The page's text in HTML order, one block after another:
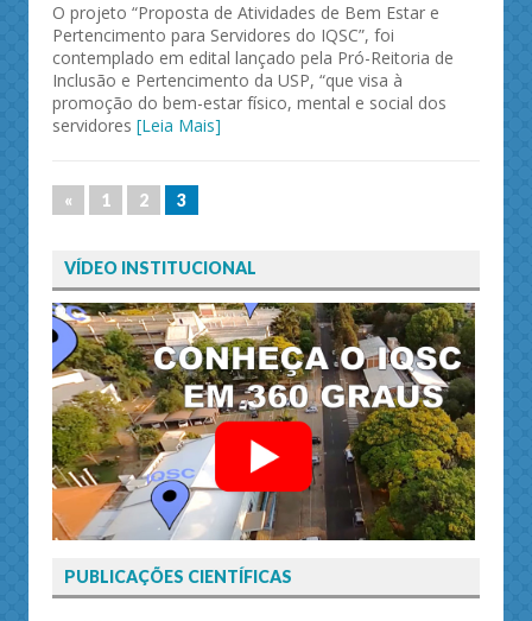
O projeto “Proposta de Atividades de Bem Estar e
Pertencimento para Servidores do IQSC”, foi
contemplado em edital lançado pela Pró-Reitoria de
Inclusão e Pertencimento da USP, “que visa à
promoção do bem-estar físico, mental e social dos
servidores [Leia Mais]
« 1 2 3
VÍDEO INSTITUCIONAL
PUBLICAÇÕES CIENTÍFICAS